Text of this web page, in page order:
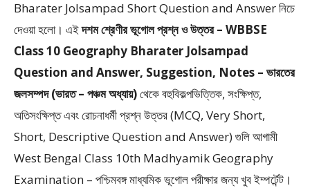
Bharater Jolsampad Short Question and Answerনিচে
দেওয়া হলো। এইদশম শ্রেণীর ভূগোল প্রশ্ন ও উত্তর – WBBSE
Class 10 Geography Bharater Jolsampad
Question and Answer, Suggestion, Notes – ভারতের
জলসম্পদ (ভারত – পঞ্চম অধ্যায়)থেকেবহুবিকল্পভিত্তিক, সংক্ষিপ্ত,
অতিসংক্ষিপ্ত এবং রোচনাধর্মী প্রশ্ন উত্তর (MCQ, Very Short,
Short, Descriptive Question and Answer)গুলি আগামী
West Bengal Class 10th Madhyamik Geography
Examination – পশ্চিমবঙ্গ মাধ্যমিক ভূগোল পরীক্ষার জন্য খুব ইম্পর্টেন্ট।